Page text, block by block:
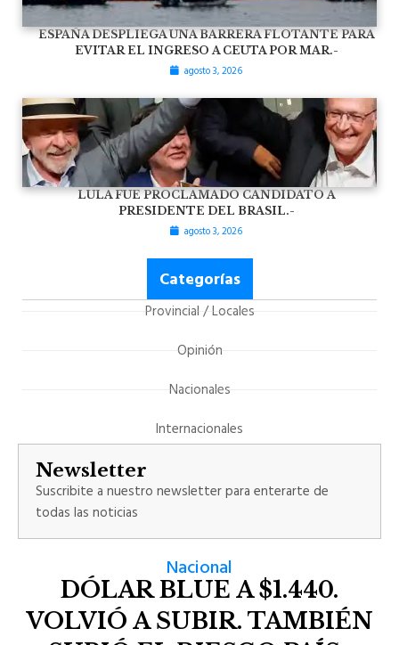
Nacional
DÓLAR BLUE A $1.440.
VOLVIÓ A SUBIR. TAMBIÉN
ESPAÑA DESPLIEGA UNA BARRERA FLOTANTE PARA
EVITAR EL INGRESO A CEUTA POR MAR.-
agosto 3, 2026
LULA FUE PROCLAMADO CANDIDATO A
PRESIDENTE DEL BRASIL.-
agosto 3, 2026
Categorías
Provincial / Locales
Opinión
Nacionales
Internacionales
Newsletter
Suscribite a nuestro newsletter para enterarte de
todas las noticias